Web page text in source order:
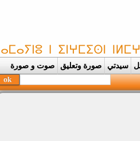
سيدتي صورة وتعليق صوت و صورة